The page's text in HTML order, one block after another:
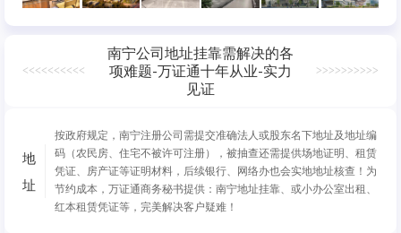
<<<<<<<<<<
南宁公司地址挂靠需解决的各
项难题-万证通十年从业-实力
见证
>>>>>>>>>>
地
址
按政府规定，南宁注册公司需提交准确法人或股东名下地址及地址编
码（农民房、住宅不被许可注册），被抽查还需提供场地证明、租赁
凭证、房产证等证明材料，后续银行、网络办也会实地地址核查！为
节约成本，万证通商务秘书提供：南宁地址挂靠、或小办公室出租、
红本租赁凭证等，完美解决客户疑难！